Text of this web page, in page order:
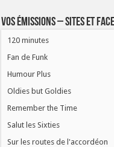
Vos émissions – Sites et
120 minutes
Fan de Funk
Humour Plus
Oldies but Goldies
Remember the Time
Salut les Sixties
Sur les routes de l'accordéon